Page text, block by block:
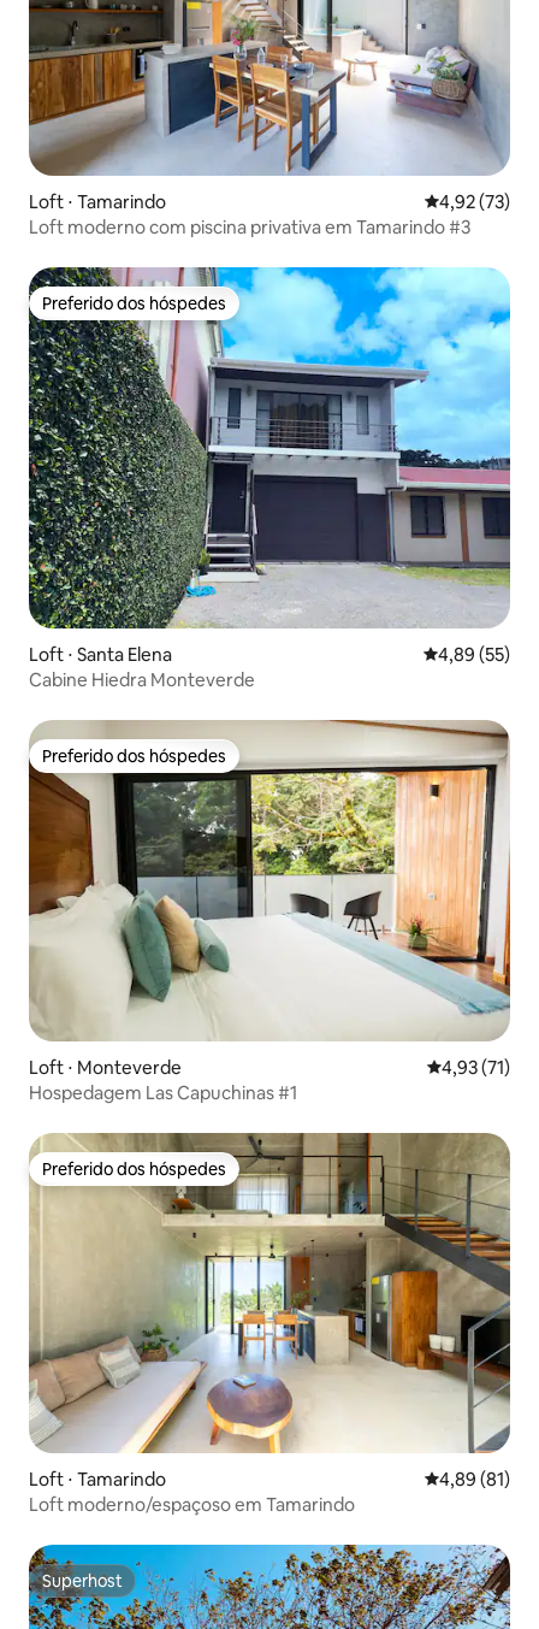
Loft ⋅ Tamarindo 4,92 de uma
4,92 (73)
Loft moderno com piscina privativa em Tamarindo #3
Preferido dos hóspedes
Preferido dos hóspedes
Loft ⋅ Santa Elena 4,89 de uma
4,89 (55)
Cabine Hiedra Monteverde
Preferido dos hóspedes
Preferido dos hóspedes
Loft ⋅ Monteverde 4,93 de uma
4,93 (71)
Hospedagem Las Capuchinas #1
Preferido dos hóspedes
Preferido dos hóspedes
Loft ⋅ Tamarindo 4,89 de uma
4,89 (81)
Loft moderno/espaçoso em Tamarindo
Superhost
Superhost